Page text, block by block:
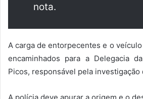
nota.
A carga de entorpecentes e o
encaminhados para a Delegacia
Picos, responsável pela investigação